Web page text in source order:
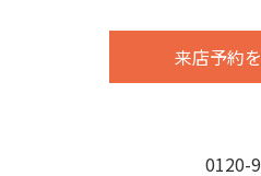
来店予約
0120-